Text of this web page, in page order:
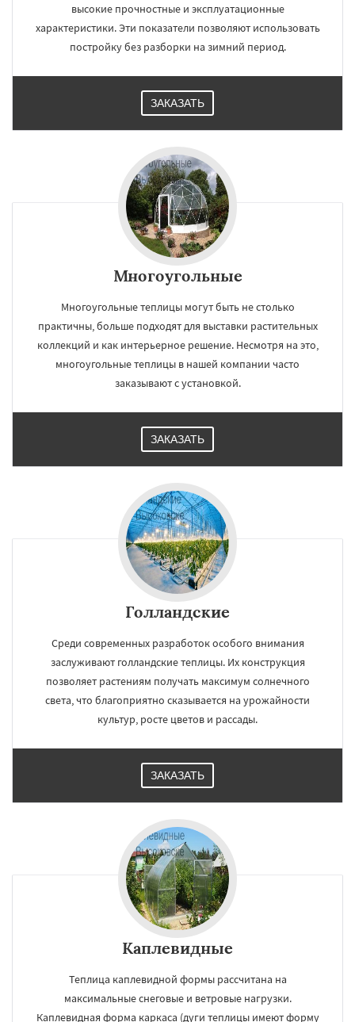
высокие прочностные и эксплуатационные
характеристики. Эти показатели позволяют использовать
постройку без разборки на зимний период.
ЗАКАЗАТЬ
Многоугольные
Многоугольные теплицы могут быть не столько
практичны, больше подходят для выставки растительных
коллекций и как интерьерное решение. Несмотря на это,
многоугольные теплицы в нашей компании часто
заказывают с установкой.
ЗАКАЗАТЬ
Голландские
Среди современных разработок особого внимания
заслуживают голландские теплицы. Их конструкция
позволяет растениям получать максимум солнечного
света, что благоприятно сказывается на урожайности
культур, росте цветов и рассады.
ЗАКАЗАТЬ
Каплевидные
Теплица каплевидной формы рассчитана на
максимальные снеговые и ветровые нагрузки.
Каплевидная форма каркаса (дуги теплицы имеют форму